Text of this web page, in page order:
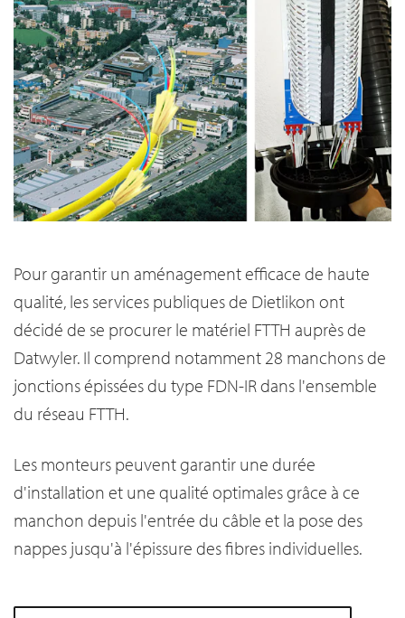
Pour garantir un aménagement efficace de haute
qualité, les services publiques de Dietlikon ont
décidé de se procurer le matériel FTTH auprès de
Datwyler. Il comprend notamment 28 manchons de
jonctions épissées du type FDN-IR dans l'ensemble
du réseau FTTH.
Les monteurs peuvent garantir une durée
d'installation et une qualité optimales grâce à ce
manchon depuis l'entrée du câble et la pose des
nappes jusqu'à l'épissure des fibres individuelles.